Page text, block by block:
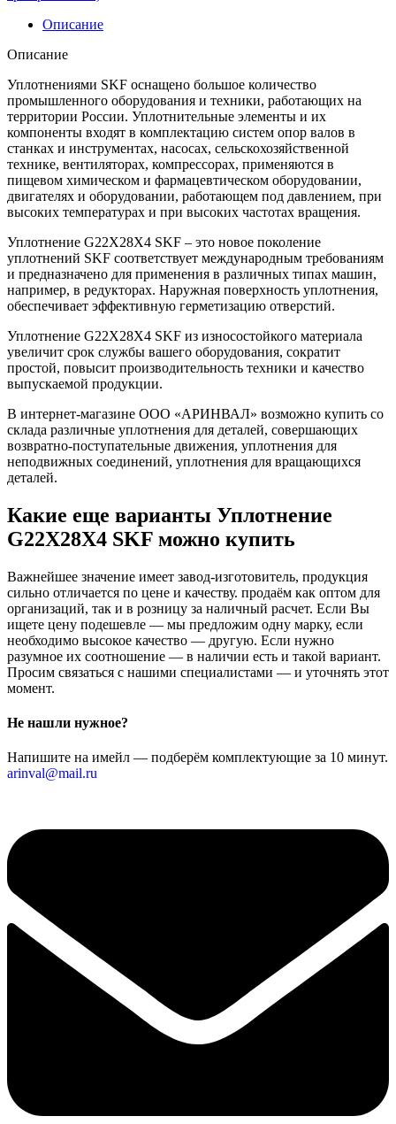
Описание
Описание
Уплотнениями SKF оснащено большое количество
промышленного оборудования и техники, работающих на
территории России. Уплотнительные элементы и их
компоненты входят в комплектацию систем опор валов в
станках и инструментах, насосах, сельскохозяйственной
технике, вентиляторах, компрессорах, применяются в
пищевом химическом и фармацевтическом оборудовании,
двигателях и оборудовании, работающем под давлением, при
высоких температурах и при высоких частотах вращения.
Уплотнение G22X28X4 SKF – это новое поколение
уплотнений SKF соответствует международным требованиям
и предназначено для применения в различных типах машин,
например, в редукторах. Наружная поверхность уплотнения,
обеспечивает эффективную герметизацию отверстий.
Уплотнение G22X28X4 SKF из износостойкого материала
увеличит срок службы вашего оборудования, сократит
простой, повысит производительность техники и качество
выпускаемой продукции.
В интернет-магазине ООО «АРИНВАЛ» возможно купить со
склада различные уплотнения для деталей, совершающих
возвратно-поступательные движения, уплотнения для
неподвижных соединений, уплотнения для вращающихся
деталей.
Какие еще варианты Уплотнение
G22X28X4 SKF можно купить
Важнейшее значение имеет завод-изготовитель, продукция
сильно отличается по цене и качеству. продаём как оптом для
организаций, так и в розницу за наличный расчет. Если Вы
ищете цену подешевле — мы предложим одну марку, если
необходимо высокое качество — другую. Если нужно
разумное их соотношение — в наличии есть и такой вариант.
Просим связаться с нашими специалистами — и уточнять этот
момент.
Не нашли нужное?
Напишите на имейл — подберём комплектующие за 10 минут.
arinval@mail.ru